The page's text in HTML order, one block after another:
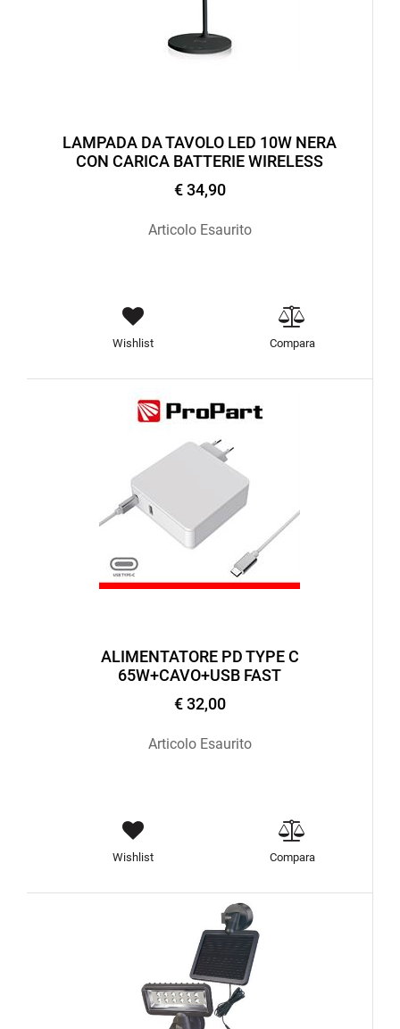
LAMPADA DA TAVOLO LED 10W NERA
CON CARICA BATTERIE WIRELESS
€ 34,90
Articolo Esaurito
Wishlist Compara
ALIMENTATORE PD TYPE C
65W+CAVO+USB FAST
€ 32,00
Articolo Esaurito
Wishlist Compara